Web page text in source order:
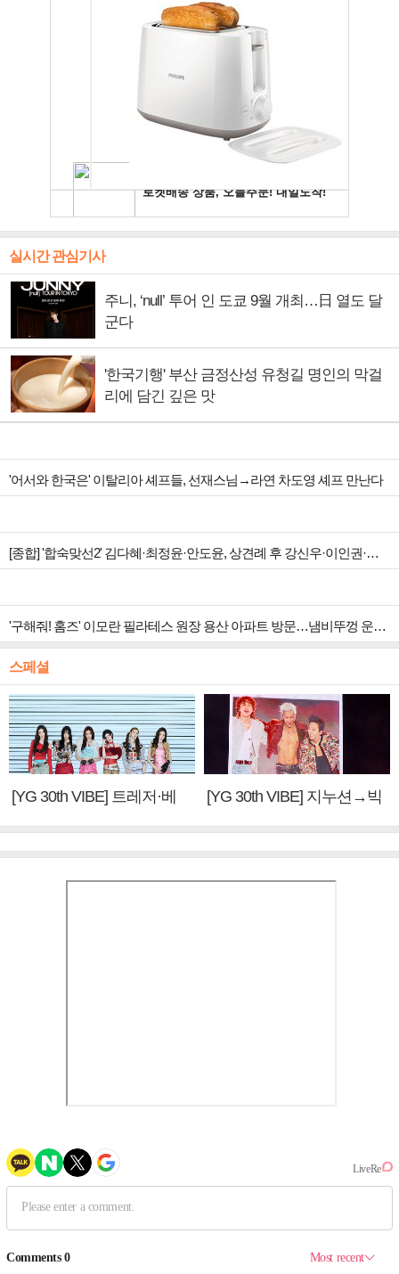
실시간 관심기사
주니, ‘null’ 투어 인 도쿄 9월 개최…日 열도 달
군다
'한국기행' 부산 금정산성 유청길 명인의 막걸
리에 담긴 깊은 맛
'어서와 한국은' 이탈리아 셰프들, 선재스님→라연 차도영 셰프 만난다
[종합] '합숙맞선2' 김다혜·최정윤·안도윤, 상견례 후 강신우·이인권·권예찬 향한 마음 변화
'구해줘! 홈즈' 이모란 필라테스 원장 용산 아파트 방문…냄비뚜껑 운동법 소개
스페셜
[YG 30th VIBE] 트레저·베
[YG 30th VIBE] 지누션→빅